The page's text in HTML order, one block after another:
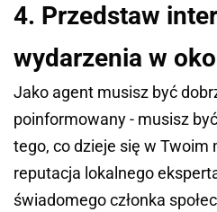
4. Przedstaw
wydarzenia w
Jako agent musisz być
poinformowany - musisz
tego, co dzieje się w Twoim
reputacja lokalnego
świadomego członka